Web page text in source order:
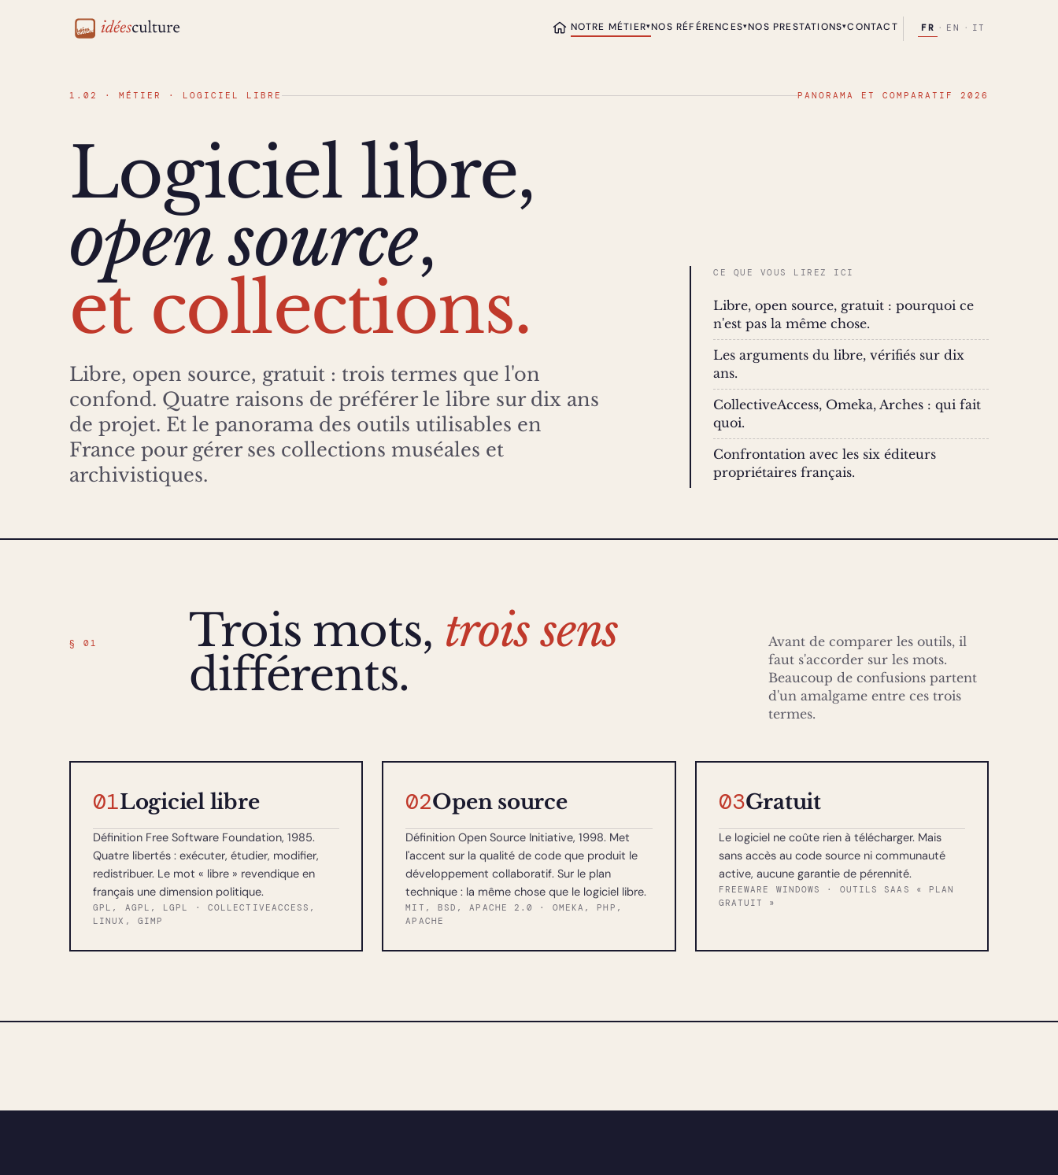
idéesculture NOTRE MÉTIER▾NOS RÉFÉRENCES▾NOS PRESTATIONS▾CONTACT FR · EN · IT
1.02 · MÉTIER · LOGICIEL LIBRE PANORAMA ET COMPARATIF 2026
Logiciel libre,
open source,
et collections.
Libre, open source, gratuit : trois termes que l'on
confond. Quatre raisons de préférer le libre sur dix ans
de projet. Et le panorama des outils utilisables en
France pour gérer ses collections muséales et
archivistiques.
CE QUE VOUS LIREZ ICI
Libre, open source, gratuit : pourquoi ce
n'est pas la même chose.
Les arguments du libre, vérifiés sur dix
ans.
CollectiveAccess, Omeka, Arches : qui fait
quoi.
Confrontation avec les six éditeurs
propriétaires français.
§ 01 Trois mots, trois sens
différents.
Avant de comparer les outils, il
faut s'accorder sur les mots.
Beaucoup de confusions partent
d'un amalgame entre ces trois
termes.
01Logiciel libre
Définition Free Software Foundation, 1985.
Quatre libertés : exécuter, étudier, modifier,
redistribuer. Le mot « libre » revendique en
français une dimension politique.
GPL, AGPL, LGPL · COLLECTIVEACCESS,
LINUX, GIMP
02Open source
Définition Open Source Initiative, 1998. Met
l'accent sur la qualité de code que produit le
développement collaboratif. Sur le plan
technique : la même chose que le logiciel libre.
MIT, BSD, APACHE 2.0 · OMEKA, PHP,
APACHE
03Gratuit
Le logiciel ne coûte rien à télécharger. Mais
sans accès au code source ni communauté
active, aucune garantie de pérennité.
FREEWARE WINDOWS · OUTILS SAAS « PLAN
GRATUIT »
Le modèle
propriétaire
Vos
données